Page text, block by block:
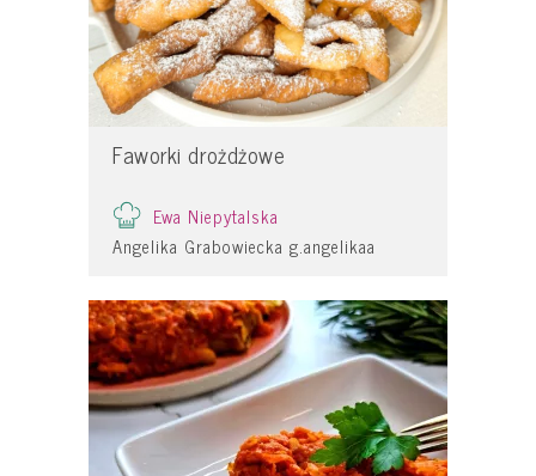
Faworki drożdżowe
Ewa Niepytalska
Angelika Grabowiecka g.angelikaa